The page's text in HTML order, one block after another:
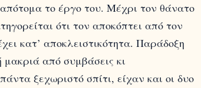
το έργο του. Μέχρι τον θάνατο
ότι τον αποκόπτει από τον
κατ’ αποκλειστικότητα. Παράδοξη
από συμβάσεις κι
ξεχωριστό σπίτι, είχαν και οι δυο